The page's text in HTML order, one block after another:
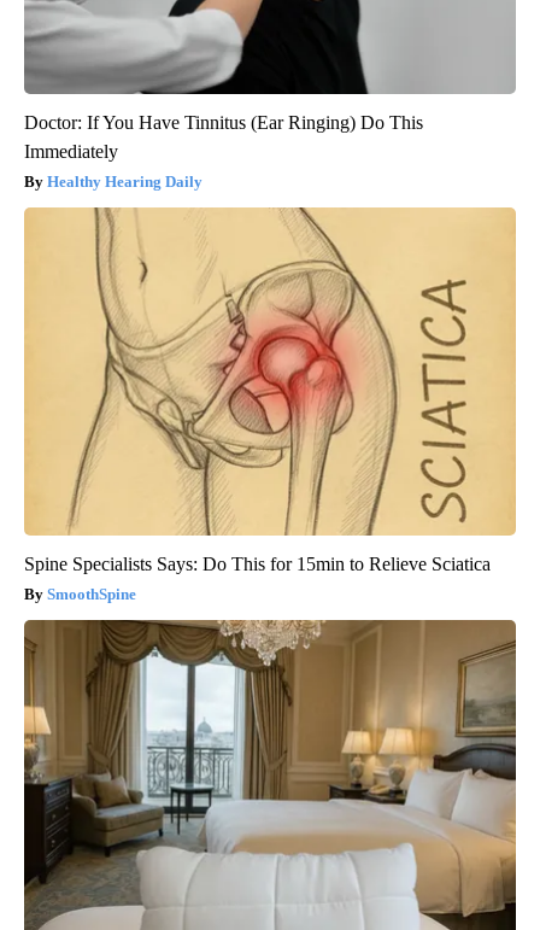
Doctor: If You Have Tinnitus (Ear Ringing) Do This
Immediately
Healthy Hearing Daily
Spine Specialists Says: Do This for 15min to Relieve Sciatica
SmoothSpine